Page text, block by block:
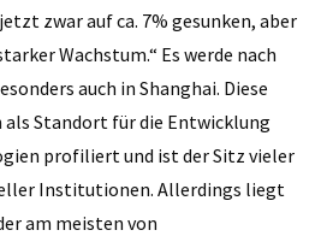
zwar auf ca. 7% gesunken, aber
Wachstum.“ Es werde nach
auch in Shanghai. Diese
Standort für die Entwicklung
profiliert und ist der Sitz vieler
Institutionen. Allerdings liegt
am meisten von